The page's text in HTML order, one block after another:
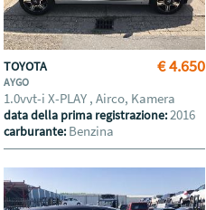
€ 4.650
TOYOTA
AYGO
1.0vvt-i X-PLAY , Airco, Kamera
data della prima registrazione:2016
carburante: Benzina